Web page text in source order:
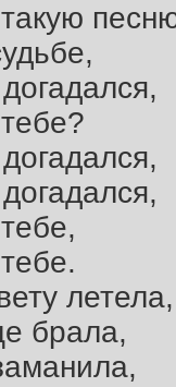
летела,
брала,